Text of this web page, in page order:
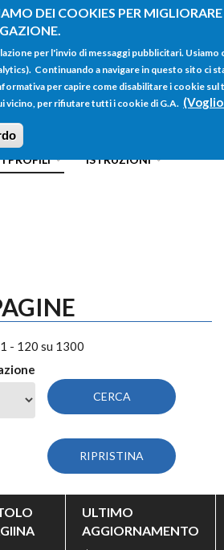
DEI COOKIES PER
per l'invio di messaggi pubblicitari. Usiamo
Continuando a navigare in questo sito ci
per capire come disabilitare i cookie
vicino, per rifiutare tutti i cookie di G.A.
PROFILI
ISTRUZIONI
- 120 su 1300
ULTIMO
AGGIORNAMENTO